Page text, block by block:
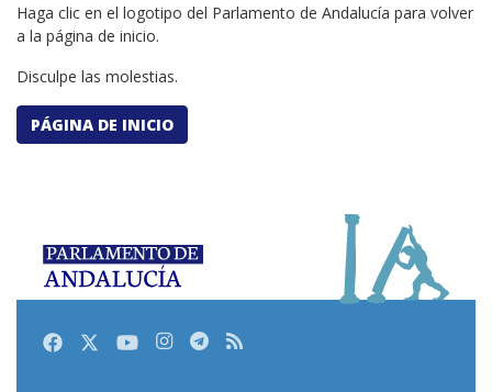
Haga clic en el logotipo del Parlamento de Andalucía para volver
a la página de inicio.
Disculpe las molestias.
PÁGINA DE INICIO
FacebookTwitterYoutubeInstagram
Telegram
RSS